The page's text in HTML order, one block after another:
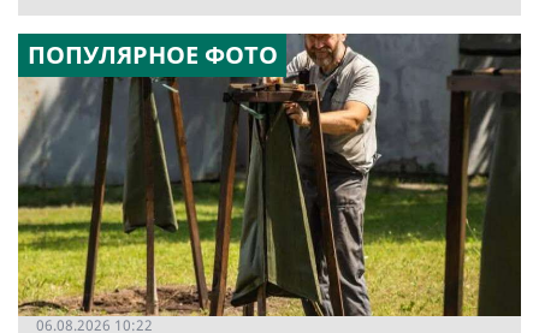
ПОПУЛЯРНОЕ ФОТО
06.08.2026 10:22